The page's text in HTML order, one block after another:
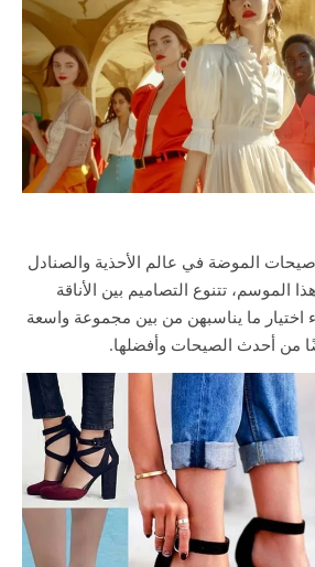
الموضة في عالم الأحذية والصنادل
لصيف 2024. هذا الموسم، تتنوع التصاميم بين الأناقة
اختيار ما يناسبهن من بين مجموعة واسعة
من أحدث الصيحات وأفضلها.